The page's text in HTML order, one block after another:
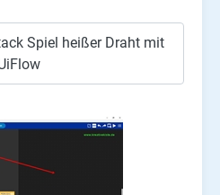
Spiel heißer Draht mit